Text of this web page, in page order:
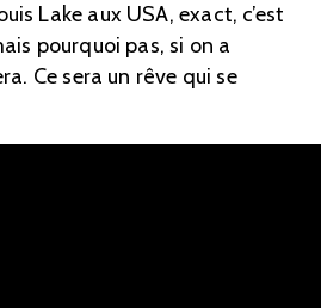
Lake aux USA, exact, c’est
pourquoi pas, si on a
Ce sera un rêve qui se